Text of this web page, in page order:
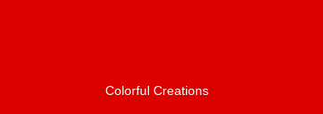
Colorful Creations